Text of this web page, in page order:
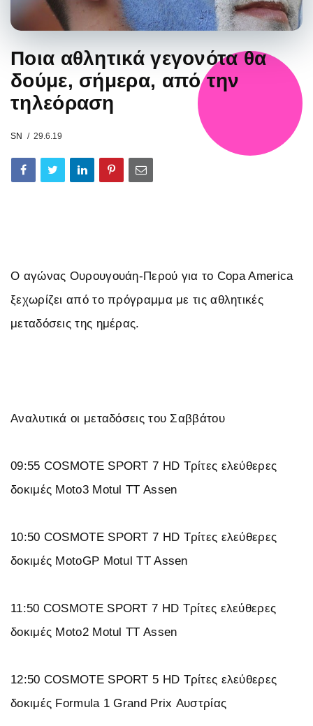
Ποια αθλητικά γεγονότα θα
δούμε, σήμερα, από την
τηλεόραση
SN 29.6.19
Ο αγώνας Ουρουγουάη-Περού για το Copa America
ξεχωρίζει από το πρόγραμμα με τις αθλητικές
μεταδόσεις της ημέρας.
Αναλυτικά οι μεταδόσεις του Σαββάτου
09:55 COSMOTE SPORT 7 HD Τρίτες ελεύθερες
δοκιμές Moto3 Motul TT Assen
10:50 COSMOTE SPORT 7 HD Τρίτες ελεύθερες
δοκιμές MotoGP Motul TT Assen
11:50 COSMOTE SPORT 7 HD Τρίτες ελεύθερες
δοκιμές Moto2 Motul TT Assen
12:50 COSMOTE SPORT 5 HD Τρίτες ελεύθερες
δοκιμές Formula 1 Grand Prix Αυστρίας